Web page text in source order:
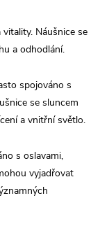
Náušnice se
a odhodlání.
spojováno s
se sluncem
a vnitřní světlo.
s oslavami,
vyjadřovat